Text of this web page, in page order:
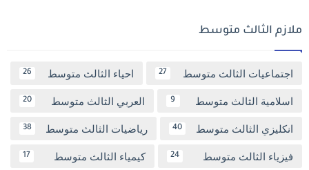
ملازم الثالث متوسط
اجتماعيات الثالث متوسط 27 احياء الثالث متوسط 26
اسلامية الثالث متوسط 9 العربي الثالث متوسط 20
انكليزي الثالث متوسط 40 رياضيات الثالث متوسط 38
فيزياء الثالث متوسط 24 كيمياء الثالث متوسط 17